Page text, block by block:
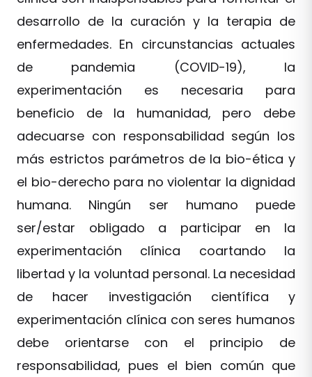
desarrollo de la curación y la terapia de
enfermedades. En circunstancias actuales
de pandemia (COVID-19), la
experimentación es necesaria para
beneficio de la humanidad, pero debe
adecuarse con responsabilidad según los
más estrictos parámetros de la bio-ética y
el bio-derecho para no violentar la dignidad
humana. Ningún ser humano puede
ser/estar obligado a participar en la
experimentación clínica coartando la
libertad y la voluntad personal. La necesidad
de hacer investigación científica y
experimentación clínica con seres humanos
debe orientarse con el principio de
responsabilidad, pues el bien común que